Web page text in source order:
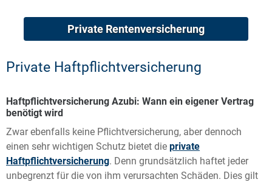
Private Rentenversicherung
Private Haftpflichtversicherung
Haftpflichtversicherung Azubi: Wann ein eigener Vertrag
benötigt wird
Zwar ebenfalls keine Pflichtversicherung, aber dennoch
einen sehr wichtigen Schutz bietet die private
Haftpflichtversicherung. Denn grundsätzlich haftet jeder
unbegrenzt für die von ihm verursachten Schäden. Dies gilt